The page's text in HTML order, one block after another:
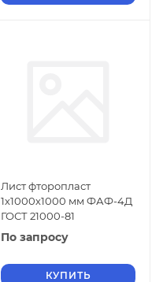
Лист фторопласт
1х1000х1000 мм ФАФ-4Д
ГОСТ 21000-81
По запросу
КУПИТЬ